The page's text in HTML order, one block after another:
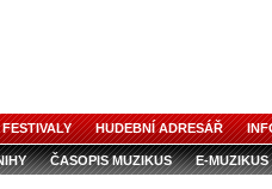
FESTIVALY HUDEBNÍ ADRESÁŘ
ČASOPIS MUZIKUS E-MUZIKUS